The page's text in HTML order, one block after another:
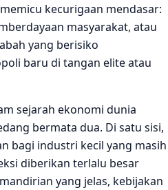
kecurigaan mendasar:
masyarakat, atau
yang berisiko
baru di tangan elite atau
sejarah ekonomi dunia
bermata dua. Di satu sisi,
bagi industri kecil yang masih
diberikan terlalu besar
yang jelas, kebijakan